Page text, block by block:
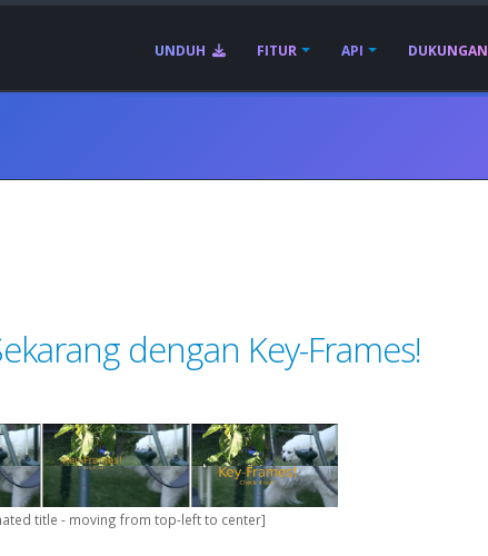
UNDUH FITUR API DUKUNGAN
dengan Key-Frames!
title - moving from top-left to center]